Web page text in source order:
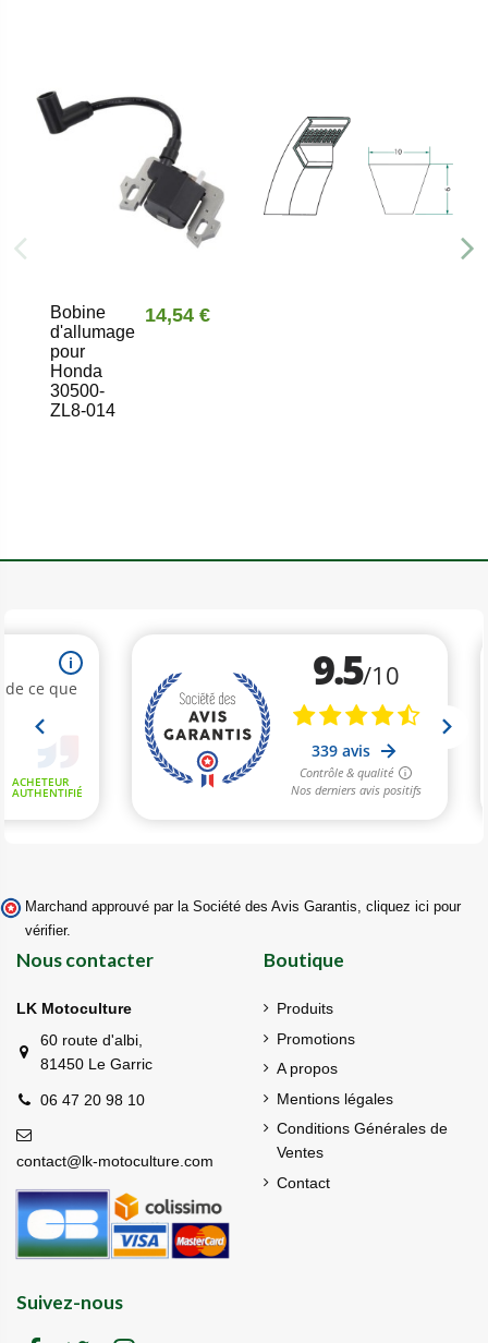
Bobine
d'allumage
pour
Honda
30500-
ZL8-014
14,54 €
Marchand approuvé par la Société des Avis Garantis, cliquez ici pour
vérifier.
Nous contacter
LK Motoculture
60 route d'albi,
81450 Le Garric
06 47 20 98 10
contact@lk-motoculture.com
Boutique
Produits
Promotions
A propos
Mentions légales
Conditions Générales de
Ventes
Contact
Suivez-nous